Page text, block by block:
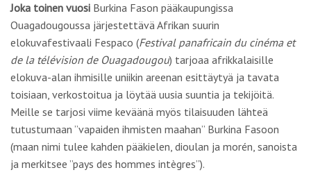
Joka toinen vuosi Burkina Fason pääkaupungissa
Ouagadougoussa järjestettävä Afrikan suurin
elokuvafestivaali Fespaco (Festival panafricain du cinéma et
de la télévision de Ouagadougou) tarjoaa afrikkalaisille
elokuva-alan ihmisille uniikin areenan esittäytyä ja tavata
toisiaan, verkostoitua ja löytää uusia suuntia ja tekijöitä.
Meille se tarjosi viime keväänä myös tilaisuuden lähteä
tutustumaan ”vapaiden ihmisten maahan” Burkina Fasoon
(maan nimi tulee kahden pääkielen, dioulan ja morén, sanoista
ja merkitsee ”pays des hommes intègres”).